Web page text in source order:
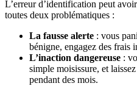
L’erreur d’identification peut
toutes deux problématiques :
La fausse alerte : vous
bénigne, engagez des frais
L’inaction dangereuse :
simple moisissure, et
pendant des mois.